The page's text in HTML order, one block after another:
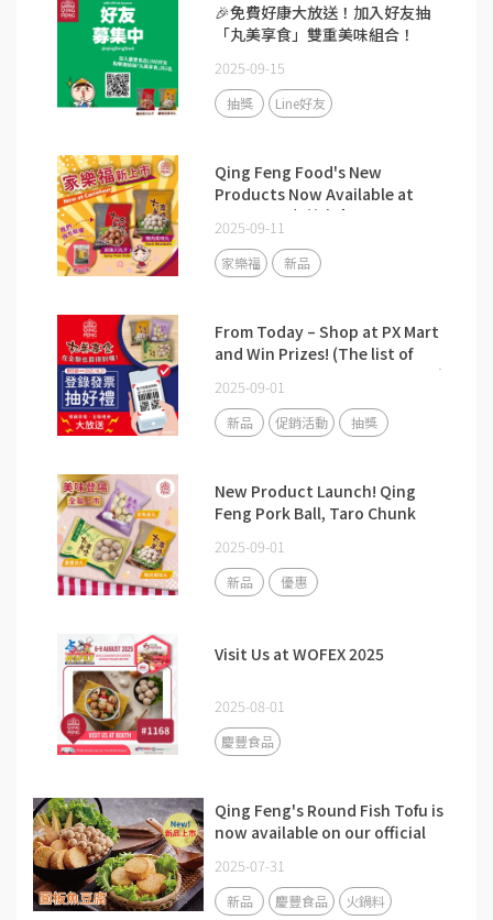
🎉免費好康大放送！加入好友抽
「丸美享食」雙重美味組合！
2025-09-15
抽獎 Line好友
Qing Feng Food's New
Products Now Available at
Carrefour 丸美享食.
2025-09-11
家樂福 新品
From Today – Shop at PX Mart
and Win Prizes! (The list of
winners has been announced.)
2025-09-01
新品 促銷活動 抽獎
New Product Launch! Qing
Feng Pork Ball, Taro Chunk
are now available at PX Mart.
2025-09-01
新品 優惠
Visit Us at WOFEX 2025
2025-08-01
慶豐食品
Qing Feng's Round Fish Tofu is
now available on our official
2025-07-31
新品 慶豐食品 火鍋料